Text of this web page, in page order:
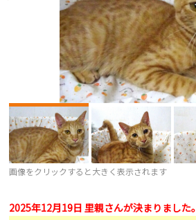
画像をクリックすると大きく表示されます
2025年12月19日 里親さんが決まりました。